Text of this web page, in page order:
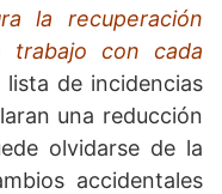
la recuperación
trabajo con cada
de incidencias
una reducción
olvidarse de la
accidentales